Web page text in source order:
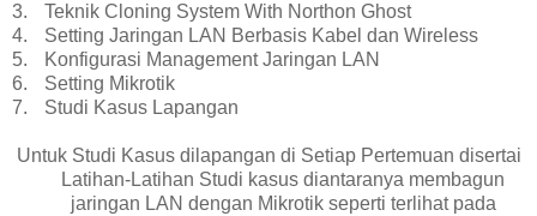
3.
Teknik Cloning System With Northon Ghost
4.
Setting Jaringan LAN Berbasis Kabel dan Wireless
5.
Konfigurasi Management Jaringan LAN
6.
Setting Mikrotik
7.
Studi Kasus Lapangan
Untuk Studi Kasus dilapangan di Setiap Pertemuan disertai
Latihan-Latihan Studi kasus diantaranya membagun
jaringan LAN dengan Mikrotik seperti terlihat pada